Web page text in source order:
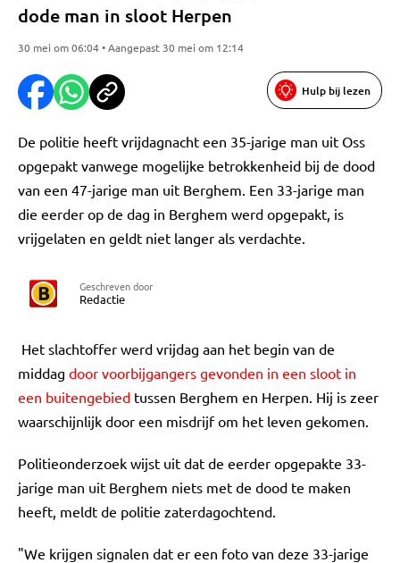
dode man in sloot Herpen
30 mei om 06:04 • Aangepast 30 mei om 12:14
Hulp bij lezen
De politie heeft vrijdagnacht een 35-jarige man uit Oss
opgepakt vanwege mogelijke betrokkenheid bij de dood
van een 47-jarige man uit Berghem. Een 33-jarige man
die eerder op de dag in Berghem werd opgepakt, is
vrijgelaten en geldt niet langer als verdachte.
Geschreven door
Redactie
Het slachtoffer werd vrijdag aan het begin van de
middag door voorbijgangers gevonden in een sloot in
een buitengebied tussen Berghem en Herpen. Hij is zeer
waarschijnlijk door een misdrijf om het leven gekomen.
Politieonderzoek wijst uit dat de eerder opgepakte 33-
jarige man uit Berghem niets met de dood te maken
heeft, meldt de politie zaterdagochtend.
"We krijgen signalen dat er een foto van deze 33-jarige